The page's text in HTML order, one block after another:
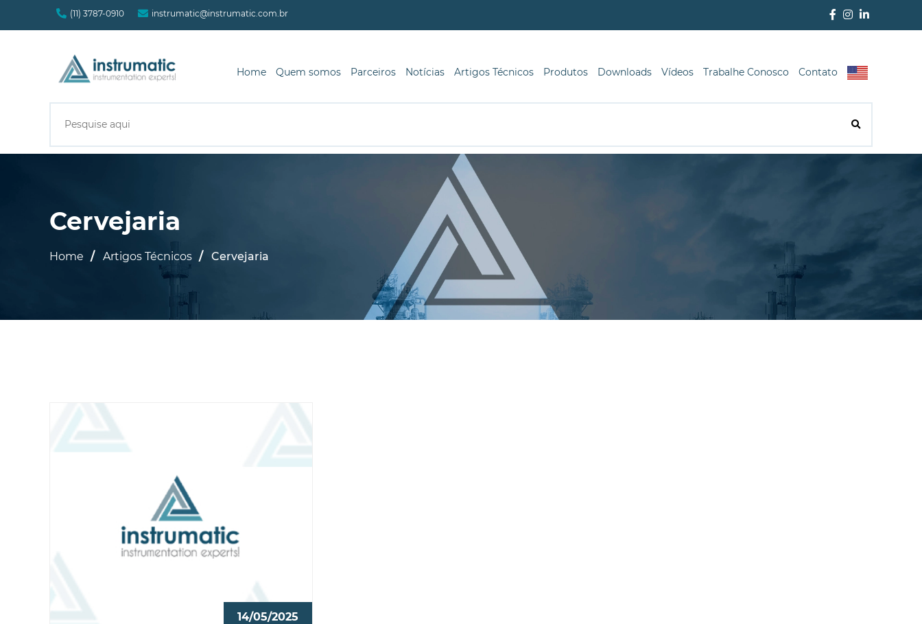
(11) 3787-0910 instrumatic@instrumatic.com.br
Home Quem somos Parceiros Notícias Artigos Técnicos Produtos Downloads Vídeos Trabalhe Conosco Contato
Cervejaria
Home Artigos Técnicos Cervejaria
14/05/2025